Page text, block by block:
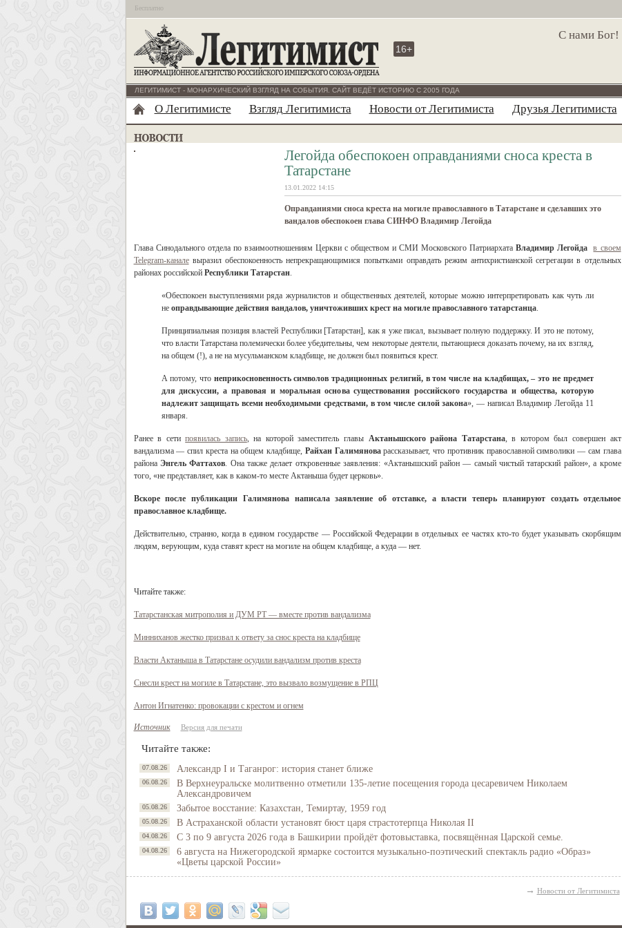
Бесплатно
С нами Бог!
16+
ЛЕГИТИМИСТ - МОНАРХИЧЕСКИЙ ВЗГЛЯД НА СОБЫТИЯ. САЙТ ВЕДЁТ ИСТОРИЮ С 2005 ГОДА
О Легитимисте Взгляд Легитимиста Новости от Легитимиста Друзья Легитимиста
Легойда обеспокоен оправданиями сноса креста в
Татарстане
13.01.2022 14:15
Оправданиями сноса креста на могиле православного в Татарстане и сделавших это
вандалов обеспокоен глава СИНФО Владимир Легойда
Глава Синодального отдела по взаимоотношениям Церкви с обществом и СМИ Московского ПатриархатаВладимир Легойда
в своем
Telegram-каналевыразил обеспокоенность непрекращающимися попытками оправдать режим антихристианской сегрегации в отдельных
районах российской Республики Татарстан.
«Обеспокоен выступлениями ряда журналистов и общественных деятелей, которые можно интерпретировать как чуть ли
не оправдывающие действия вандалов, уничтоживших крест на могиле православного татарстанца.
Принципиальная позиция властей Республики [Татарстан], как я уже писал, вызывает полную поддержку. И это не потому,
что власти Татарстана полемически более убедительны, чем некоторые деятели, пытающиеся доказать почему, на их взгляд,
на общем (!), а не на мусульманском кладбище, не должен был появиться крест.
А потому, что неприкосновенность символов традиционных религий, в том числе на кладбищах, – это не предмет
для дискуссии, а правовая и моральная основа существования российского государства и общества, которую
надлежит защищать всеми необходимыми средствами, в том числе силой закона», — написал Владимир Легойда 11
января.
Ранее в сетипоявилась запись, на которой заместитель главы Актанышского района Татарстана, в котором был совершен акт
вандализма — спил креста на общем кладбище, Райхан Галимяноварассказывает, что противник православной символики — сам глава
района Энгель Фаттахов. Она также делает откровенные заявления: «Актанышский район — самый чистый татарский район», а кроме
того, «не представляет, как в каком-то месте Актаныша будет церковь».
Вскоре после публикации Галимянова написала заявление об отставке, а власти теперь планируют создать отдельное
православное кладбище.
Действительно, странно, когда в едином государстве — Российской Федерации в отдельных ее частях кто-то будет указывать скорбящим
людям, верующим, куда ставят крест на могиле на общем кладбище, а куда — нет.
Читайте также:
Татарстанская митрополия и ДУМ РТ — вместе против вандализма
Минниханов жестко призвал к ответу за снос креста на кладбище
Власти Актаныша в Татарстане осудили вандализм против креста
Снесли крест на могиле в Татарстане, это вызвало возмущение в РПЦ
Антон Игнатенко: провокации с крестом и огнем
Источник Версия для печати
Читайте также:
07.08.26 Александр I и Таганрог: история станет ближе
06.08.26
В Верхнеуральске молитвенно отметили 135-летие посещения города цесаревичем Николаем
Александровичем
05.08.26 Забытое восстание: Казахстан, Темиртау, 1959 год
05.08.26 В Астраханской области установят бюст царя страстотерпца Николая II
04.08.26 С 3 по 9 августа 2026 года в Башкирии пройдёт фотовыставка, посвящённая Царской семье.
04.08.26
6 августа на Нижегородской ярмарке состоится музыкально-поэтический спектакль радио «Образ»
«Цветы царской России»
→ Новости от Легитимиста
Свидетельство